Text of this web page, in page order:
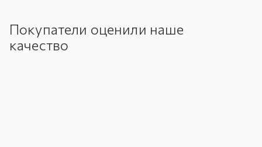
Покупатели оценили наше
качество